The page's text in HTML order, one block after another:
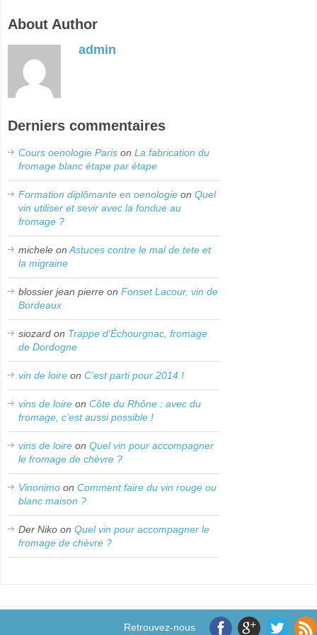
About Author
admin
Derniers commentaires
Cours oenologie Paris onLa fabrication du
fromage blanc étape par étape
Formation diplômante en oenologie onQuel
vin utiliser et sevir avec la fondue au
fromage ?
michele onAstuces contre le mal de tete et
la migraine
blossier jean pierre onFonset Lacour, vin de
Bordeaux
siozard on Trappe d’Échourgnac, fromage
de Dordogne
vin de loire onC’est parti pour 2014 !
vins de loire onCôte du Rhône : avec du
fromage, c’est aussi possible !
vins de loire onQuel vin pour accompagner
le fromage de chèvre ?
Vinonimo onComment faire du vin rouge ou
blanc maison ?
Der Niko onQuel vin pour accompagner le
fromage de chèvre ?
Retrouvez-nous